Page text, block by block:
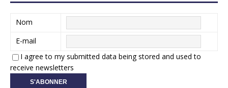
Nom
E-mail
I agree to my submitted data being stored and used to
receive newsletters